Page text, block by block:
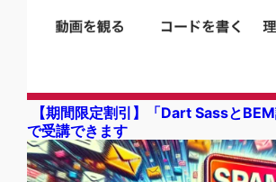
【期間限定割引】「Dart Sassと
で受講できます